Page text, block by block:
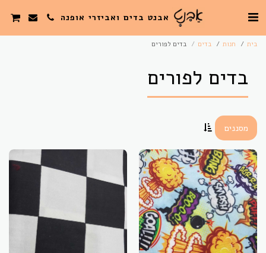
אבנט בדים ואביזרי אופנה
בית חנות בדים בדים לפורים
בדים לפורים
מסננים